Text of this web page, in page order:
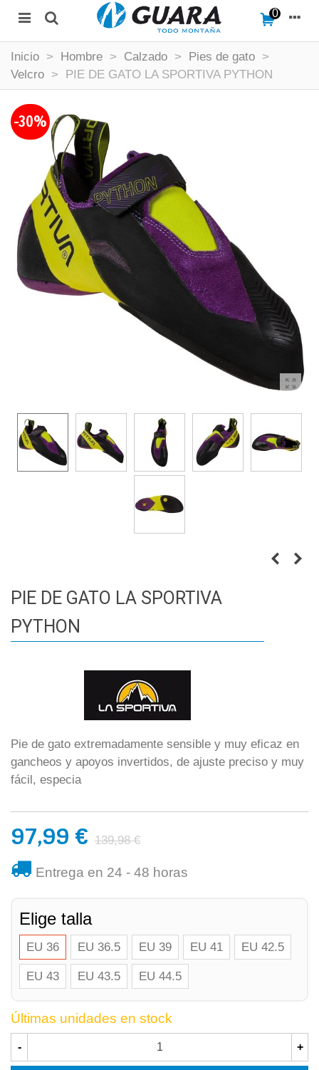
0
Inicio > Hombre > Calzado > Pies de gato >
Velcro > PIE DE GATO LA SPORTIVA PYTHON
-30%
PIE DE GATO LA SPORTIVA
PYTHON
Pie de gato extremadamente sensible y muy eficaz en
gancheos y apoyos invertidos, de ajuste preciso y muy
fácil, especia
97,99 € 139,98 €
Entrega en 24 - 48 horas
Elige talla
EU 36 EU 36.5 EU 39 EU 41 EU 42.5
EU 43 EU 43.5 EU 44.5
Últimas unidades en stock
- +